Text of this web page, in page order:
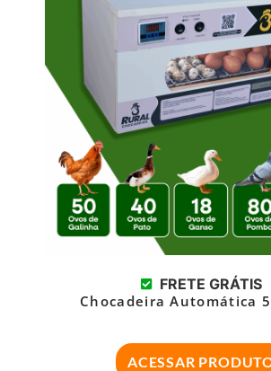
FRETE GRÁTIS
Chocadeira Automática
ACESSAR